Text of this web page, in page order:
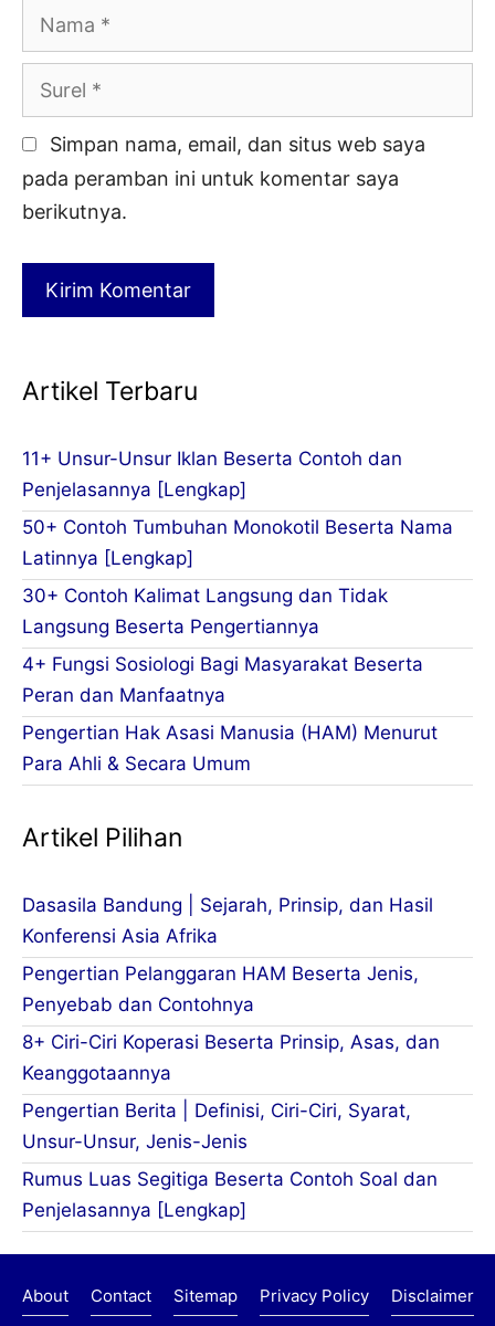
Nama
Surel
Simpan nama, email, dan situs web saya
pada peramban ini untuk komentar saya
berikutnya.
Artikel Terbaru
11+ Unsur-Unsur Iklan Beserta Contoh dan
Penjelasannya [Lengkap]
50+ Contoh Tumbuhan Monokotil Beserta Nama
Latinnya [Lengkap]
30+ Contoh Kalimat Langsung dan Tidak
Langsung Beserta Pengertiannya
4+ Fungsi Sosiologi Bagi Masyarakat Beserta
Peran dan Manfaatnya
Pengertian Hak Asasi Manusia (HAM) Menurut
Para Ahli & Secara Umum
Artikel Pilihan
Dasasila Bandung | Sejarah, Prinsip, dan Hasil
Konferensi Asia Afrika
Pengertian Pelanggaran HAM Beserta Jenis,
Penyebab dan Contohnya
8+ Ciri-Ciri Koperasi Beserta Prinsip, Asas, dan
Keanggotaannya
Pengertian Berita | Definisi, Ciri-Ciri, Syarat,
Unsur-Unsur, Jenis-Jenis
Rumus Luas Segitiga Beserta Contoh Soal dan
Penjelasannya [Lengkap]
About Contact Sitemap Privacy Policy Disclaimer